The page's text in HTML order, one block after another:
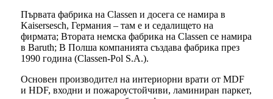
Първата фабрика на Classen и досега се намира в
Kaisersesch, Германия – там е и седалището на
фирмата; Втората немска фабрика на Classen се намира
в Baruth; В Полша компанията създава фабрика през
1990 година (Classen-Pol S.A.).
Основен производител на интериорни врати от MDF
и HDF, входни и пожароустойчиви, ламиниран паркет,